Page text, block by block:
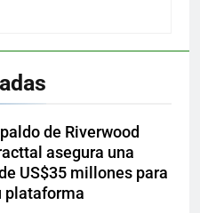
de Riverwood
asegura una
US$35 millones para
plataforma